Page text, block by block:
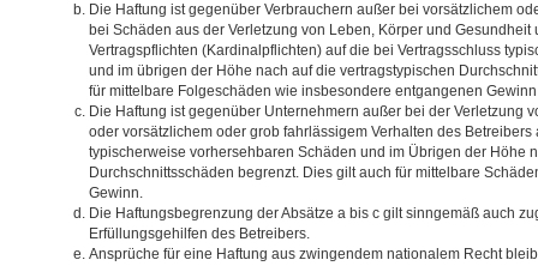
Die Haftung ist gegenüber Verbrauchern außer bei vorsätzlichem
bei Schäden aus der Verletzung von Leben, Körper und
Vertragspflichten (Kardinalpflichten) auf die bei Vertragsschluss
und im übrigen der Höhe nach auf die vertragstypischen
für mittelbare Folgeschäden wie insbesondere entgangenen
Die Haftung ist gegenüber Unternehmern außer bei der Verletzung
oder vorsätzlichem oder grob fahrlässigem Verhalten des Betreibers
typischerweise vorhersehbaren Schäden und im Übrigen der Höhe
Durchschnittsschäden begrenzt. Dies gilt auch für mittelbare
Gewinn.
Die Haftungsbegrenzung der Absätze a bis c gilt sinngemäß auch
Erfüllungsgehilfen des Betreibers.
Ansprüche für eine Haftung aus zwingendem nationalem Recht